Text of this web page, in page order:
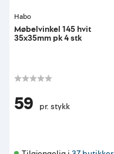
Habo
Møbelvinkel 145 hvit
35x35mm pk 4 stk
59 pr. stykk